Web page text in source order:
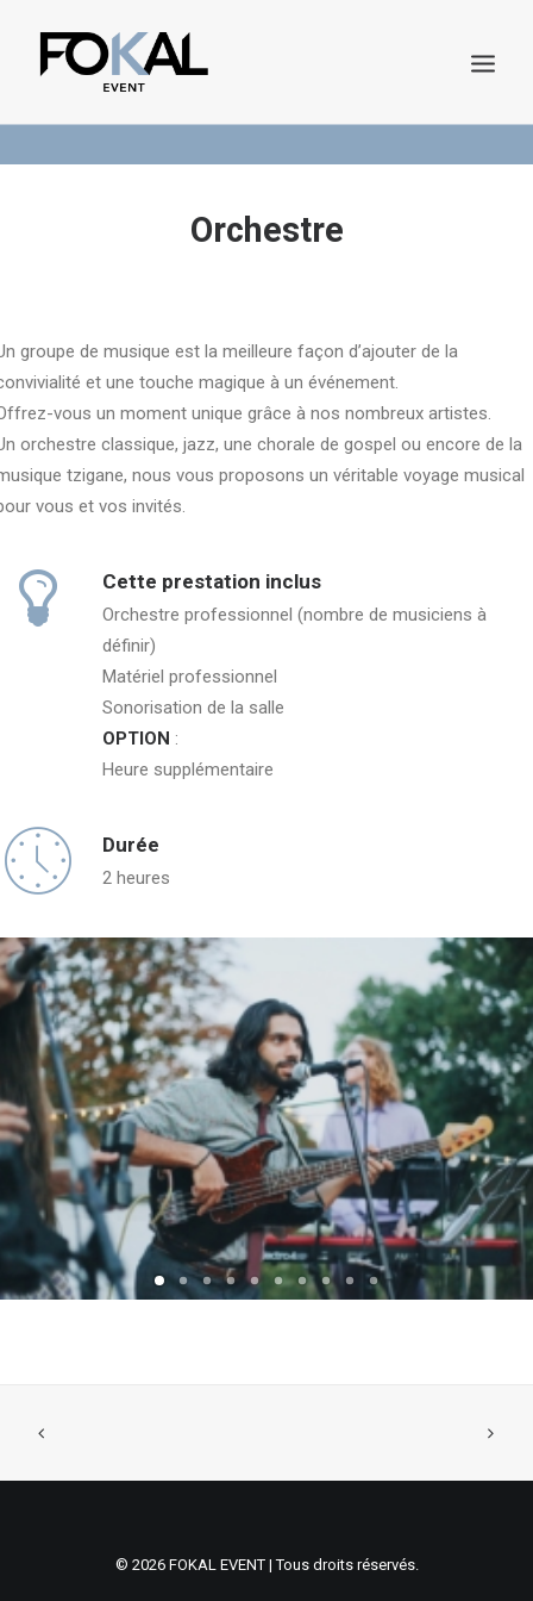
DEMANDE DE DEVIS
Orchestre
groupe de musique est la meilleure façon d’ajouter de la
et une touche magique à un événement.
vous un moment unique grâce à nos nombreux artistes.
orchestre classique, jazz, une chorale de gospel ou encore de la
tzigane, nous vous proposons un véritable voyage musical
vous et vos invités.
Cette prestation inclus
Orchestre professionnel (nombre de musiciens à
définir)
Matériel professionnel
Sonorisation de la salle
OPTION :
Heure supplémentaire
Durée
2 heures
© 2026 FOKAL EVENT | Tous droits réservés.